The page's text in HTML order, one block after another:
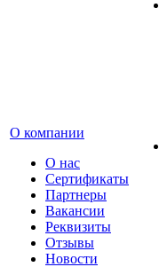
О компании
О нас
Сертификаты
Партнеры
Вакансии
Реквизиты
Отзывы
Новости